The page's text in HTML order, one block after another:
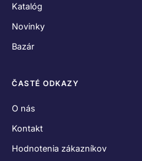
Katalóg
Novinky
Bazár
ČASTÉ ODKAZY
O nás
Kontakt
Hodnotenia zákazníkov